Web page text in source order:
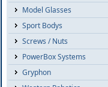
Model Glasses
Sport Bodys
Screws / Nuts
PowerBox Systems
Gryphon